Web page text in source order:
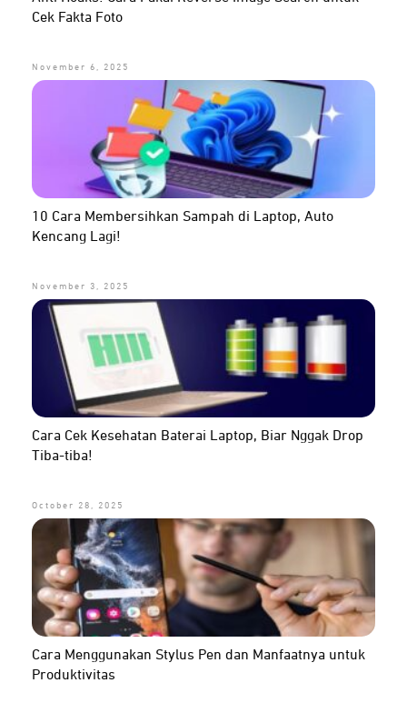
Cek Fakta Foto
November 6, 2025
10 Cara Membersihkan Sampah di Laptop, Auto
Kencang Lagi!
November 3, 2025
Cara Cek Kesehatan Baterai Laptop, Biar Nggak Drop
Tiba-tiba!
October 28, 2025
Cara Menggunakan Stylus Pen dan Manfaatnya untuk
Produktivitas